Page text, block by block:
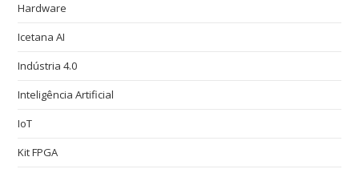
Hardware
Icetana AI
Indústria 4.0
Inteligência Artificial
IoT
Kit FPGA